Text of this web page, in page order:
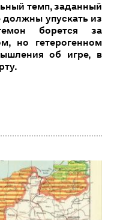
темп, заданный
упускать из
борется за
но гетерогенном
об игре, в